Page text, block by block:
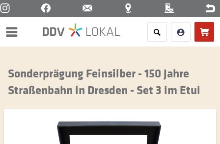
Menü
Sonderprägung Feinsilber - 150 Jahre
Straßenbahn in Dresden - Set 3 im Etui